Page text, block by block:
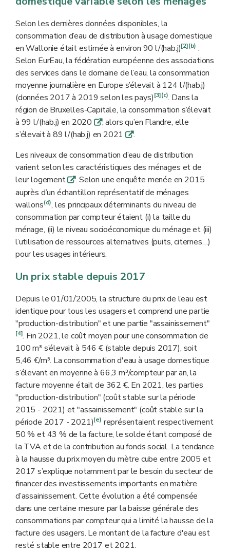
Selon les dernières données disponibles, la
consommation d’eau de distribution à usage domestique
en Wallonie était estimée à environ 90 l/(hab.j)[2](b) .
Selon EurEau, la fédération européenne des associations
des services dans le domaine de l’eau, la consommation
moyenne journalière en Europe s’élevait à 124 l/(hab.j)
(données 2017 à 2019 selon les pays)[3](c). Dans la
région de Bruxelles-Capitale, la consommation s’élevait
à 99 l/(hab.j) en 2020 q, alors qu’en Flandre, elle
s’élevait à 89 l/(hab.j) en 2021q.
Les niveaux de consommation d’eau de distribution
varient selon les caractéristiques des ménages et de
leur logementq. Selon une enquête menée en 2015
auprès d’un échantillon représentatif de ménages
wallons(d), les principaux déterminants du niveau de
consommation par compteur étaient (i) la taille du
ménage, (ii) le niveau socioéconomique du ménage et (iii)
l’utilisation de ressources alternatives (puits, citernes…)
pour les usages intérieurs.
Un prix stable depuis 2017
Depuis le 01/01/2005, la structure du prix de l’eau est
identique pour tous les usagers et comprend une partie
"production-distribution" et une partie "assainissement"
[4]. Fin 2021, le coût moyen pour une consommation de
100 m³ s’élevait à 546 € (stable depuis 2017), soit
5,46 €/m³. La consommation d'eau à usage domestique
s’élevant en moyenne à 66,3 m³/compteur par an, la
facture moyenne était de 362 €. En 2021, les parties
"production-distribution" (coût stable sur la période
2015 - 2021) et "assainissement" (coût stable sur la
période 2017 - 2021)(e) représentaient respectivement
50 % et 43 % de la facture, le solde étant composé de
la TVA et de la contribution au fonds social. La tendance
à la hausse du prix moyen du mètre cube entre 2005 et
2017 s’explique notamment par le besoin du secteur de
financer des investissements importants en matière
d’assainissement. Cette évolution a été compensée
dans une certaine mesure par la baisse générale des
consommations par compteur qui a limité la hausse de la
facture des usagers. Le montant de la facture d'eau est
resté stable entre 2017 et 2021.